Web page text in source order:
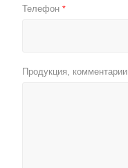
Телефон *
Продукция, комментарии